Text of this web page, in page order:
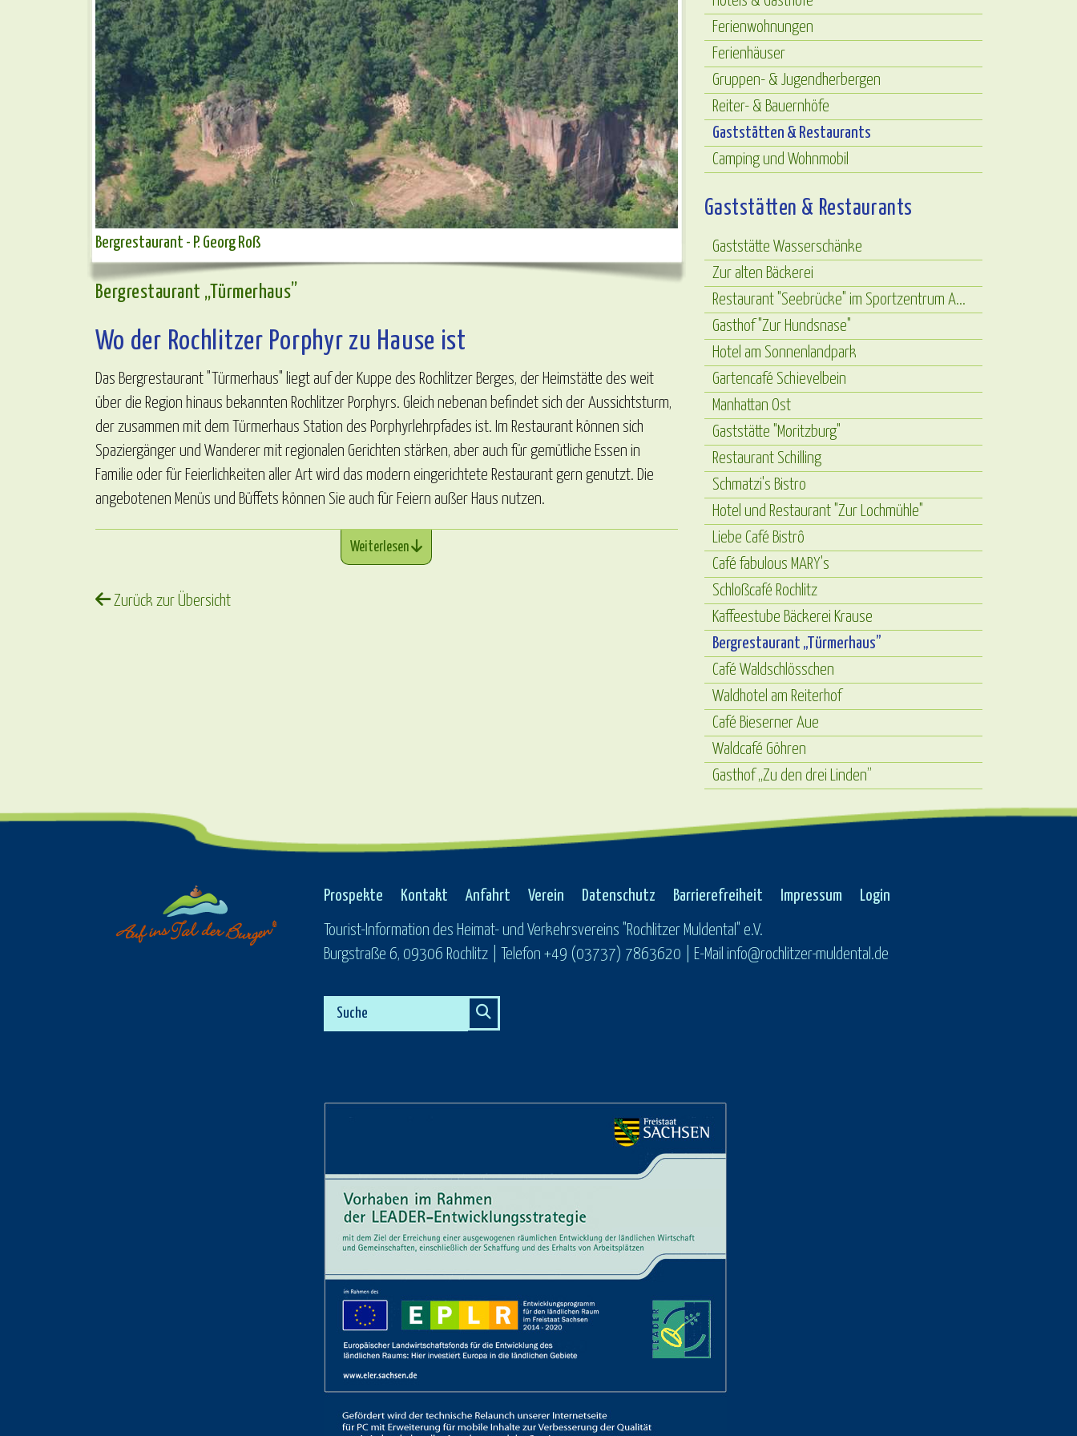
Bergrestaurant - P. Georg Roß
Bergrestaurant „Türmerhaus”
Wo der Rochlitzer Porphyr zu Hause ist
Das Bergrestaurant "Türmerhaus" liegt auf der Kuppe des Rochlitzer Berges, der Heimstätte des weit
über die Region hinaus bekannten Rochlitzer Porphyrs. Gleich nebenan befindet sich der Aussichtsturm,
der zusammen mit dem Türmerhaus Station des Porphyrlehrpfades ist. Im Restaurant können sich
Spaziergänger und Wanderer mit regionalen Gerichten stärken, aber auch für gemütliche Essen in
Familie oder für Feierlichkeiten aller Art wird das modern eingerichtete Restaurant gern genutzt. Die
angebotenen Menüs und Büffets können Sie auch für Feiern außer Haus nutzen.
Weiterlesen
Zurück zur Übersicht
Ferienwohnungen
Ferienhäuser
Gruppen- & Jugendherbergen
Reiter- & Bauernhöfe
Gaststätten & Restaurants
Camping und Wohnmobil
Gaststätten & Restaurants
Gaststätte Wasserschänke
Zur alten Bäckerei
Restaurant "Seebrücke" im Sportzentrum A...
Gasthof "Zur Hundsnase"
Hotel am Sonnenlandpark
Gartencafé Schievelbein
Manhattan Ost
Gaststätte "Moritzburg"
Restaurant Schilling
Schmatzi's Bistro
Hotel und Restaurant "Zur Lochmühle"
Liebe Café Bistrô
Café fabulous MARY's
Schloßcafé Rochlitz
Kaffeestube Bäckerei Krause
Bergrestaurant „Türmerhaus”
Café Waldschlösschen
Waldhotel am Reiterhof
Café Bieserner Aue
Waldcafé Göhren
Gasthof „Zu den drei Linden”
Prospekte Kontakt Anfahrt Verein Datenschutz Barrierefreiheit Impressum Login
Tourist-Information des Heimat- und Verkehrsvereins "Rochlitzer Muldental" e.V.
Burgstraße 6, 09306 Rochlitz | Telefon +49 (03737) 7863620 | E-Mail info@rochlitzer-muldental.de